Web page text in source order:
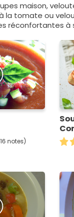
maison,
la tomate ou
réconfortantes à
notes)